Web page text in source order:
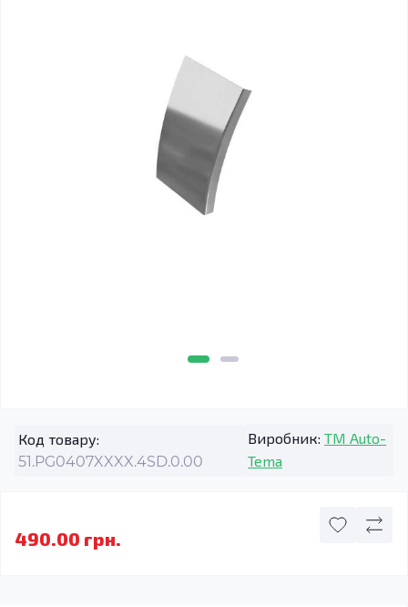
Код товару:
51.PG0407XXXX.4SD.0.00
Виробник: TM Auto-
Tema
490.00 грн.